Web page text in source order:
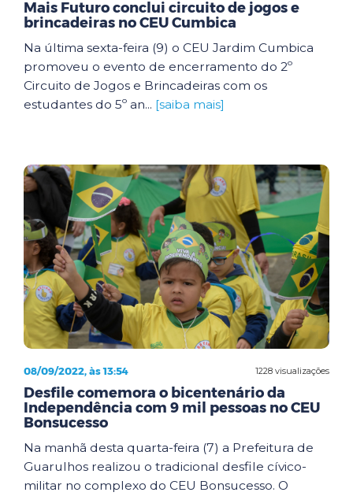
Mais Futuro conclui circuito de jogos e
brincadeiras no CEU Cumbica
Na última sexta-feira (9) o CEU Jardim Cumbica
promoveu o evento de encerramento do 2º
Circuito de Jogos e Brincadeiras com os
estudantes do 5º an... [saiba mais]
1228 visualizações
08/09/2022, às 13:54
Desfile comemora o bicentenário da
Independência com 9 mil pessoas no CEU
Bonsucesso
Na manhã desta quarta-feira (7) a Prefeitura de
Guarulhos realizou o tradicional desfile cívico-
militar no complexo do CEU Bonsucesso. O